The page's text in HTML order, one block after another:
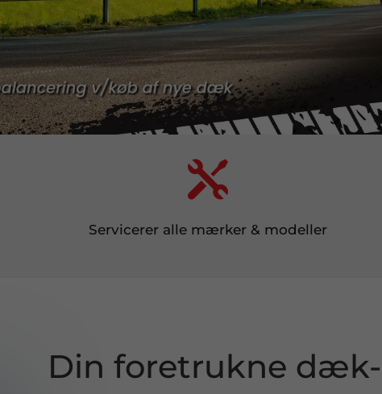

Servicerer alle mærker & modeller
Din foretrukne